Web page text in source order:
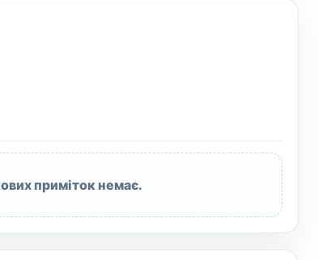
приміток немає.